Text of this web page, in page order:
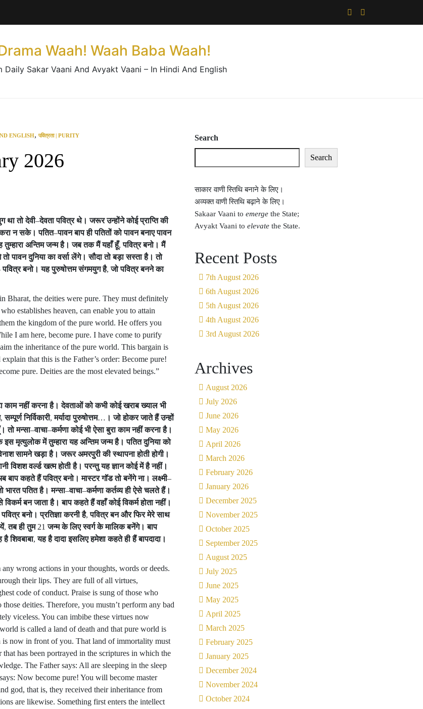
Waah! Waah Baba Waah!
Daily Sakar Vaani And Avyakt Vaani – In Hindi And English
ENGLISH,पवित्रता | PURITY
2026
था तो देवी–देवता पवित्र थे। जरूर उन्होंने कोई प्राप्ति की
न सके। पतित–पावन बाप ही पतितों को पावन बनाए पावन
तुम्हारा अन्तिम जन्म है। जब तक मैं यहाँ हूँ,पवित्र बनो। मैं
तो पावन दुनिया का वर्सा लेंगे। सौदा तो बड़ा सस्ता है। तो
पवित्र बनो। यह पुरुषोत्तम संगमयुग है,जो पवित्र बनने का
Bharat, the deities were pure. They must definitely
establishes heaven, can enable you to attain
the kingdom of the pure world. He offers you
I am here, become pure. I have come to purify
the inheritance of the pure world. This bargain is
that this is the Father’s order: Become pure!
pure. Deities are the most elevated beings.”
काम नहीं करना है। देवताओं को कभी कोई खराब ख्याल भी
,सम्पूर्ण निर्विकारी,मर्यादा पुरुषोत्तम… । जो होकर जाते हैं उन्हों
तो मन्सा–वाचा–कर्मणा कोई भी ऐसा बुरा काम नहीं करना है।
इस मृत्युलोक में तुम्हारा यह अन्तिम जन्म है। पतित दुनिया को
सामने खड़ा है। जरूर अमरपुरी की स्थापना होती होगी।
विशश वर्ल्ड खत्म होती है। परन्तु यह ज्ञान कोई में है नहीं।
बाप कहते हैं पवित्र बनो। मास्टर गॉड तो बनेंगे ना। लक्ष्मी–
भारत पतित है। मन्सा–वाचा–कर्मणा कर्तव्य ही ऐसे चलते हैं।
विकर्म बन जाता है। बाप कहते हैं वहाँ कोई विकर्म होता नहीं।
पवित्र बनो। प्रतिज्ञा करनी है,पवित्र बन और फिर मेरे साथ
,तब ही तुम21जन्म के लिए स्वर्ग के मालिक बनेंगे। बाप
है शिवबाबा,यह है दादा इसलिए हमेशा कहते ही हैं बापदादा।
wrong actions in your thoughts, words or deeds.
their lips. They are full of all virtues,
code of conduct. Praise is sung of those who
deities. Therefore, you mustn’t perform any bad
viceless. You can imbibe these virtues now
is called a land of death and that pure world is
now in front of you. That land of immortality must
has been portrayed in the scriptures in which the
The Father says: All are sleeping in the sleep
Now become pure! You will become master
god, that is, they received their inheritance from
are likewise. Something first enters the intellect
Search
Search
साकार वाणी स्तिथि बनाने के लिए।
अव्यक्त वाणी स्तिथि बढ़ाने के लिए।
Sakaar Vaani to emerge the State;
Avyakt Vaani to elevate the State.
Recent Posts
7th August 2026
6th August 2026
5th August 2026
4th August 2026
3rd August 2026
Archives
August 2026
July 2026
June 2026
May 2026
April 2026
March 2026
February 2026
January 2026
December 2025
November 2025
October 2025
September 2025
August 2025
July 2025
June 2025
May 2025
April 2025
March 2025
February 2025
January 2025
December 2024
November 2024
October 2024
×